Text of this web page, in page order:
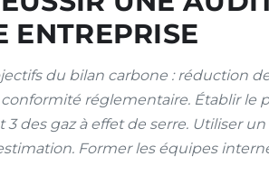
ENTREPRISE
du bilan carbone : réduction
réglementaire. Établir le
3 des gaz à effet de serre. Utiliser
Former les équipes